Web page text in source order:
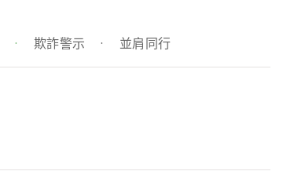
· 欺詐警示 · 並肩同行